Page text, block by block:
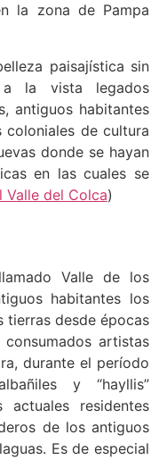
la zona de Pampa
paisajística sin
la vista legados
antiguos habitantes
de cultura
donde se hayan
en las cuales se
Valle del Colca)
Valle de los
habitantes los
tierras desde épocas
artistas
durante el período
y “hayllis”
actuales residentes
de los antiguos
Es de especial